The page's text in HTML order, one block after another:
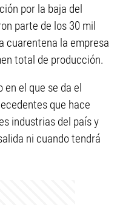
por la baja del
parte de los 30 mil
cuarentena la empresa
total de producción.
en el que se da el
que hace
industrias del país y
ni cuando tendrá